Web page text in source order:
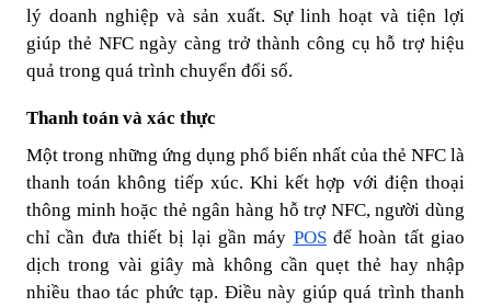
lý doanh nghiệp và sản xuất. Sự linh hoạt và tiện lợi
giúp thẻ NFC ngày càng trở thành công cụ hỗ trợ hiệu
quả trong quá trình chuyển đổi số.
Thanh toán và xác thực
Một trong những ứng dụng phổ biến nhất của thẻ NFC là
thanh toán không tiếp xúc. Khi kết hợp với điện thoại
thông minh hoặc thẻ ngân hàng hỗ trợ NFC, người dùng
chỉ cần đưa thiết bị lại gần máy POSđể hoàn tất giao
dịch trong vài giây mà không cần quẹt thẻ hay nhập
nhiều thao tác phức tạp. Điều này giúp quá trình thanh